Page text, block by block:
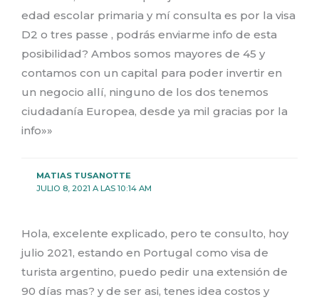
edad escolar primaria y mí consulta es por la visa
D2 o tres passe , podrás enviarme info de esta
posibilidad? Ambos somos mayores de 45 y
contamos con un capital para poder invertir en
un negocio allí, ninguno de los dos tenemos
ciudadanía Europea, desde ya mil gracias por la
info»»
MATIAS TUSANOTTE
JULIO 8, 2021 A LAS 10:14 AM
Hola, excelente explicado, pero te consulto, hoy
julio 2021, estando en Portugal como visa de
turista argentino, puedo pedir una extensión de
90 días mas? y de ser asi, tenes idea costos y